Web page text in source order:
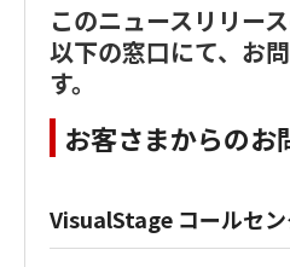
このニュースリリー
以下の窓口にて、お
す。
お客さまからのお
VisualStage コールセン